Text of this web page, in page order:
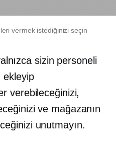
vermek istediğinizi seçin
sizin personeli
ekleyip
verebileceğinizi,
ve mağazanın
unutmayın.